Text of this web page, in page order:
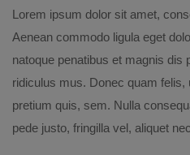
Lorem ipsum dolor sit amet,
Aenean commodo ligula eget
natoque penatibus et magnis dis
ridiculus mus. Donec quam felis,
pretium quis, sem. Nulla
pede justo, fringilla vel, aliquet